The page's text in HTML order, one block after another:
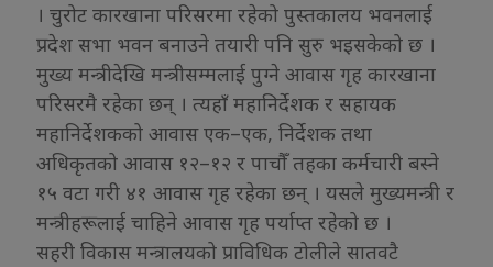
। चुरोट कारखाना परिसरमा रहेको पुस्तकालय भवनलाई
प्रदेश सभा भवन बनाउने तयारी पनि सुरु भइसकेको छ ।
मुख्य मन्त्रीदेखि मन्त्रीसम्मलाई पुग्ने आवास गृह कारखाना
परिसरमै रहेका छन् । त्यहाँ महानिर्देशक र सहायक
महानिर्देशकको आवास एक–एक, निर्देशक तथा
अधिकृतको आवास १२–१२ र पाचौँ तहका कर्मचारी बस्ने
१५ वटा गरी ४१ आवास गृह रहेका छन् । यसले मुख्यमन्त्री र
मन्त्रीहरूलाई चाहिने आवास गृह पर्याप्त रहेको छ ।
सहरी विकास मन्त्रालयको प्राविधिक टोलीले सातवटै